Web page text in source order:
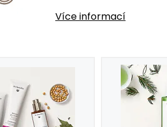
Více informací